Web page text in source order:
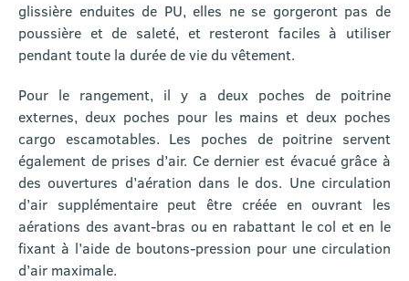
glissière enduites de PU, elles ne se gorgeront pas de
poussière et de saleté, et resteront faciles à utiliser
pendant toute la durée de vie du vêtement.
Pour le rangement, il y a deux poches de poitrine
externes, deux poches pour les mains et deux poches
cargo escamotables. Les poches de poitrine servent
également de prises d’air. Ce dernier est évacué grâce à
des ouvertures d’aération dans le dos. Une circulation
d’air supplémentaire peut être créée en ouvrant les
aérations des avant-bras ou en rabattant le col et en le
fixant à l’aide de boutons-pression pour une circulation
d’air maximale.